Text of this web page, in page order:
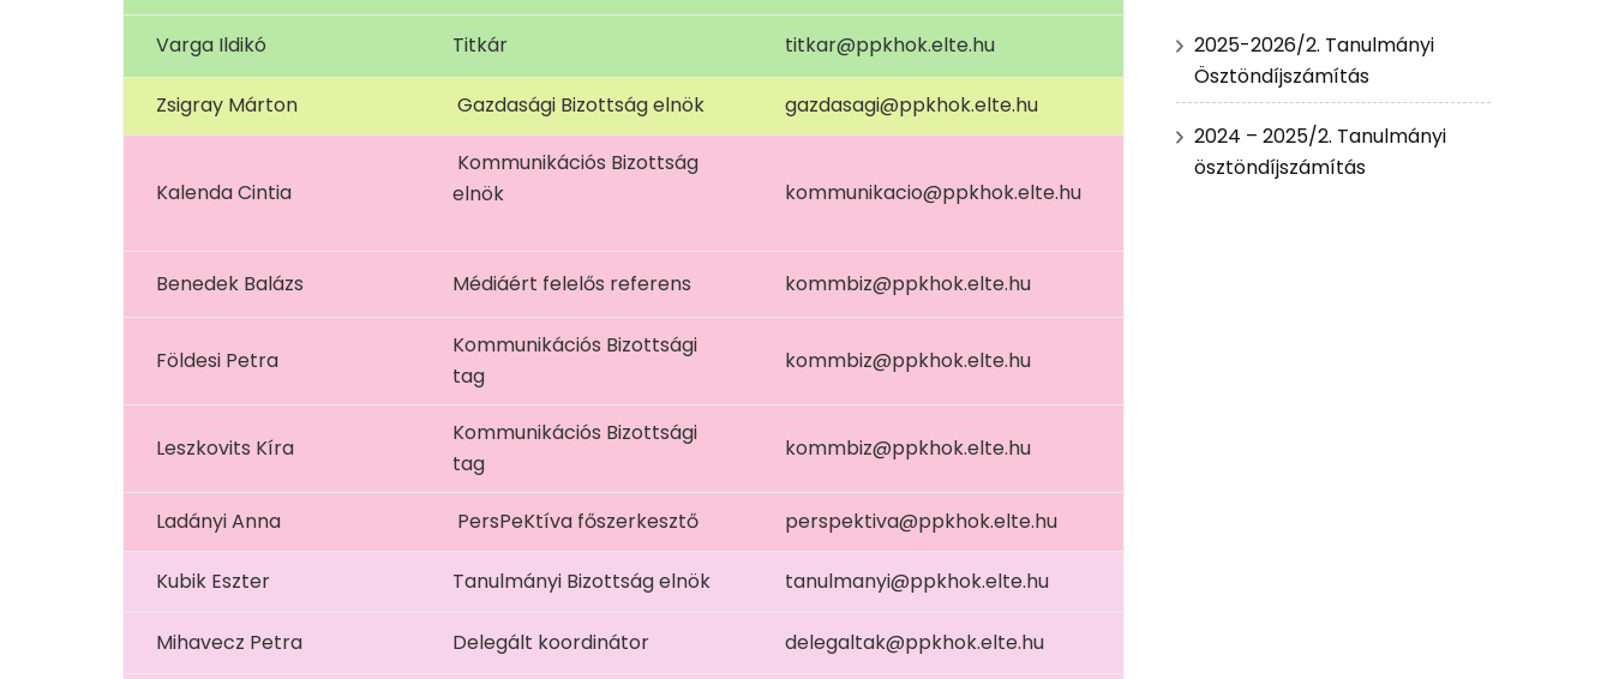
Varga Ildikó Titkár titkar@ppkhok.elte.hu
Zsigray Márton Gazdasági Bizottság elnök gazdasagi@ppkhok.elte.hu
Kalenda Cintia
Kommunikációs Bizottság
elnök
kommunikacio@ppkhok.elte.hu
Benedek Balázs Médiáért felelős referens kommbiz@ppkhok.elte.hu
Földesi Petra
Kommunikációs Bizottsági
tag
kommbiz@ppkhok.elte.hu
Leszkovits Kíra
Kommunikációs Bizottsági
tag
kommbiz@ppkhok.elte.hu
Ladányi Anna PersPeKtíva főszerkesztő perspektiva@ppkhok.elte.hu
Kubik Eszter Tanulmányi Bizottság elnök tanulmanyi@ppkhok.elte.hu
Mihavecz Petra Delegált koordinátor delegaltak@ppkhok.elte.hu
2025-2026/2. Tanulmányi
Ösztöndíjszámítás
2024 – 2025/2. Tanulmányi
ösztöndíjszámítás